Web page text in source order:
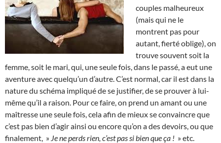
couples malheureux
(mais qui ne le
montrent pas pour
autant, fierté oblige), on
trouve souvent soit la
femme, soit le mari, qui, une seule fois, dans le passé, a eut une
aventure avec quelqu’un d’autre. C’est normal, car il est dans la
nature du schéma impliqué de se justifier, de se prouver à lui-
même qu’il a raison. Pour ce faire, on prend un amant ou une
maîtresse une seule fois, cela afin de mieux se convaincre que
c’est pas bien d’agir ainsi ou encore qu’on a des devoirs, ou que
finalement, » Je ne perds rien, c’est pas si bien que ça ! » etc.